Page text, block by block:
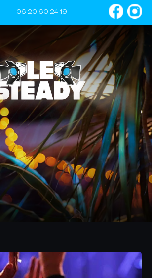
06 20 60 24 19